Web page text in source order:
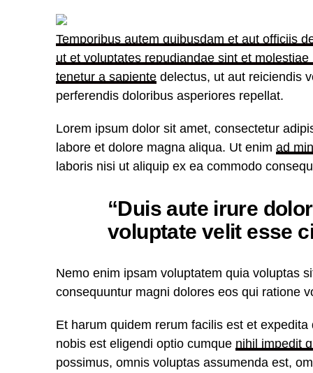
Temporibus autem quibusdam et aut officiis
ut et voluptates repudiandae sint et
tenetur a sapiente delectus, ut aut reiciendis
perferendis doloribus asperiores repellat.
Lorem ipsum dolor sit amet, consectetur
labore et dolore magna aliqua. Ut enim ad
laboris nisi ut aliquip ex ea commodo
“Duis aute irure
voluptate velit esse
Nemo enim ipsam voluptatem quia voluptas
consequuntur magni dolores eos qui ratione
Et harum quidem rerum facilis est et
nobis est eligendi optio cumque nihil impedit
possimus, omnis voluptas assumenda est,